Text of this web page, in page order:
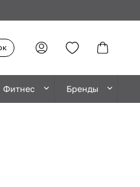
Фитнес Бренды